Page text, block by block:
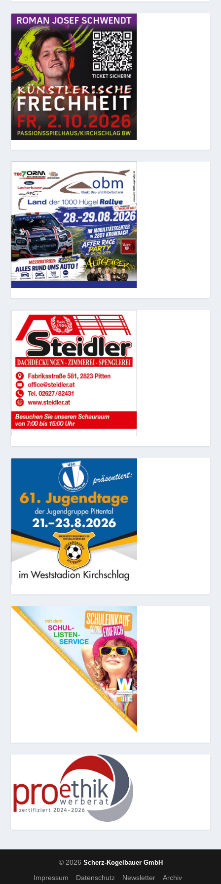
© 2026 Scherz-Kogelbauer GmbH
Impressum Datenschutz Newsletter Archiv